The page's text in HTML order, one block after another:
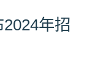
年招